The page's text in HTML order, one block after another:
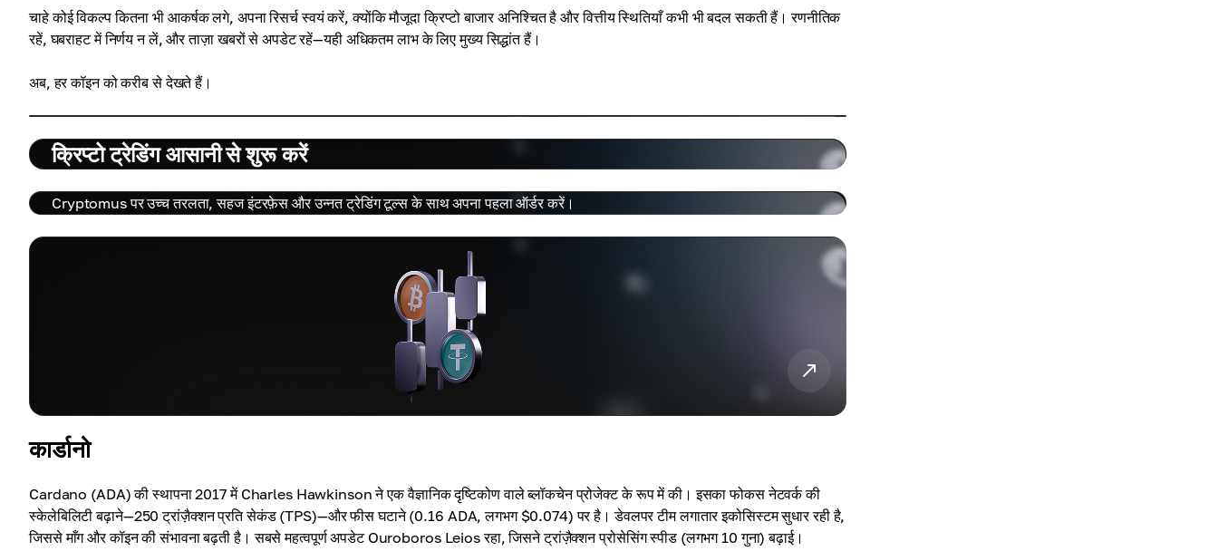
चाहे कोई विकल्प कितना भी आकर्षक लगे, अपना रिसर्च स्वयं करें, क्योंकि मौजूदा क्रिप्टो बाजार अनिश्चित है और वित्तीय स्थितियाँ कभी भी बदल सकती हैं। रणनीतिक
रहें, घबराहट में निर्णय न लें, और ताज़ा खबरों से अपडेट रहें—यही अधिकतम लाभ के लिए मुख्य सिद्धांत हैं।
अब, हर कॉइन को करीब से देखते हैं।
क्रिप्टो ट्रेडिंग आसानी से शुरू करें
Cryptomus पर उच्च तरलता, सहज इंटरफ़ेस और उन्नत ट्रेडिंग टूल्स के साथ अपना पहला ऑर्डर करें।
कार्डानो
Cardano (ADA) की स्थापना 2017 में Charles Hawkinson ने एक वैज्ञानिक दृष्टिकोण वाले ब्लॉकचेन प्रोजेक्ट के रूप में की। इसका फोकस नेटवर्क की
स्केलेबिलिटी बढ़ाने—250 ट्रांज़ैक्शन प्रति सेकंड (TPS)—और फीस घटाने (0.16 ADA, लगभग $0.074) पर है। डेवलपर टीम लगातार इकोसिस्टम सुधार रही है,
जिससे माँग और कॉइन की संभावना बढ़ती है। सबसे महत्वपूर्ण अपडेट Ouroboros Leios रहा, जिसने ट्रांज़ैक्शन प्रोसेसिंग स्पीड (लगभग 10 गुना) बढ़ाई।